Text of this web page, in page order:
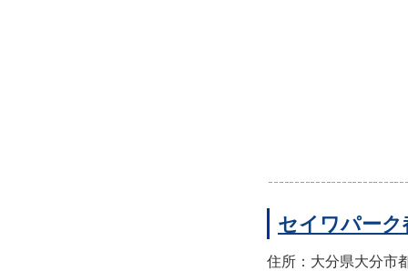
セイワパーク
住所：大分県大分市